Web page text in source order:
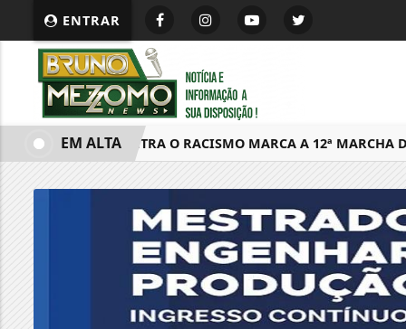
ENTRAR
LUTA CONTRA O RACISMO MARCA A 12ª MARCHA
EM ALTA